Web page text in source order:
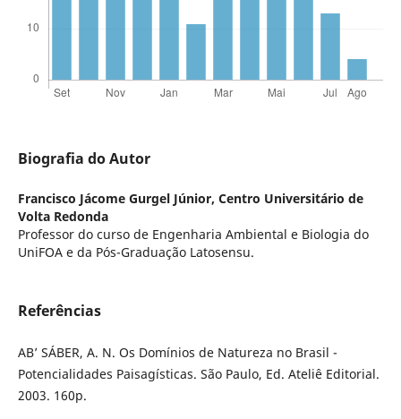
Biografia do Autor
Francisco Jácome Gurgel Júnior, Centro Universitário de
Volta Redonda
Professor do curso de Engenharia Ambiental e Biologia do
UniFOA e da Pós-Graduação Latosensu.
Referências
AB’ SÁBER, A. N. Os Domínios de Natureza no Brasil -
Potencialidades Paisagísticas. São Paulo, Ed. Ateliê Editorial.
2003. 160p.